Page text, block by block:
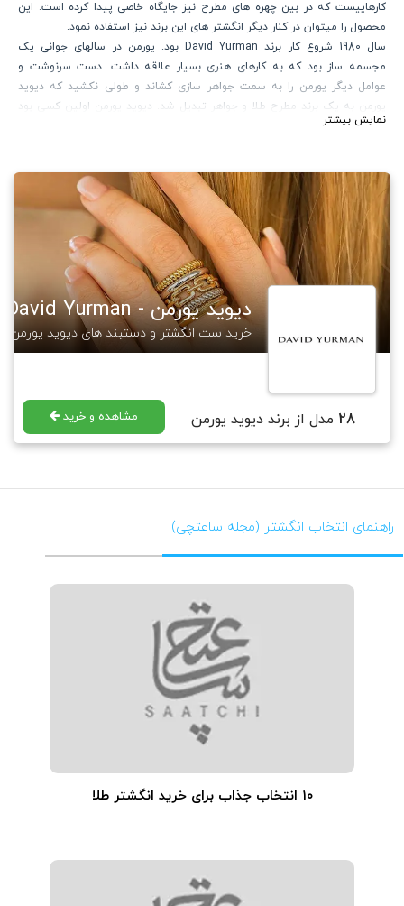
کارهاییست که در بین چهره های مطرح نیز جایگاه خاصی پیدا کرده است. این
محصول را میتوان در کنار دیگر انگشتر های این برند نیز استفاده نمود.
سال 1980 شروع کار برند David Yurman بود. یورمن در سالهای جوانی یک
مجسمه ساز بود که به کارهای هنری بسیار علاقه داشت. دست سرنوشت و
عوامل دیگر یورمن را به سمت جواهر سازی کشاند و طولی نکشید که دیوید
یورمن به یک برند مطرح طلا و جواهر تبدیل شد. دیوید یورمن اولین کسی بود
که جواهرات را نه فقط بر روی طلا، بلکه بر روی نقره نیز استفاده کرد. او نیز ابداع
خود آن را به عنوان رنسانس یاد میکند. امروزه برند یورمن جایگاه خاصی در بین
چهره های مطرح جهان دارد.
گالری ساعتچی مجموعه ای از طرح های معروف این برند را طراحی و تولید نموده
که در لینک زیر قابل مشاهده و خرید هستند.
https://saatchico.com/DavidYurman
برای مطالعه بیشتر در مورد برند دیوید یورمن میتوانید به مجله گالری ساعتچی
رجوع فرمایید.
https://saatchico.com/mag/DavidYurman
نمایش بیشتر
دیوید یورمن - David Yurman
خرید ست انگشتر و دستبند های دیوید یورمن
28 مدل از برند دیوید یورمن مشاهده و خرید
راهنمای انتخاب انگشتر (مجله ساعتچی)
۱۰ انتخاب جذاب برای خرید انگشتر طلا